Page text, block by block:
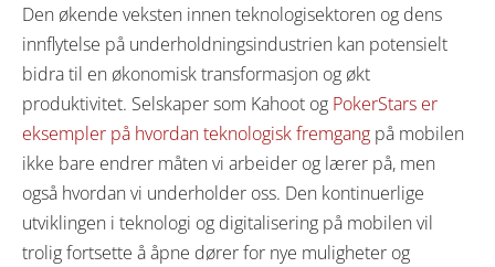
Den økende veksten innen teknologisektoren og dens
innflytelse på underholdningsindustrien kan potensielt
bidra til en økonomisk transformasjon og økt
produktivitet. Selskaper som Kahoot og PokerStars er
eksempler på hvordan teknologisk fremgang på mobilen
ikke bare endrer måten vi arbeider og lærer på, men
også hvordan vi underholder oss. Den kontinuerlige
utviklingen i teknologi og digitalisering på mobilen vil
trolig fortsette å åpne dører for nye muligheter og